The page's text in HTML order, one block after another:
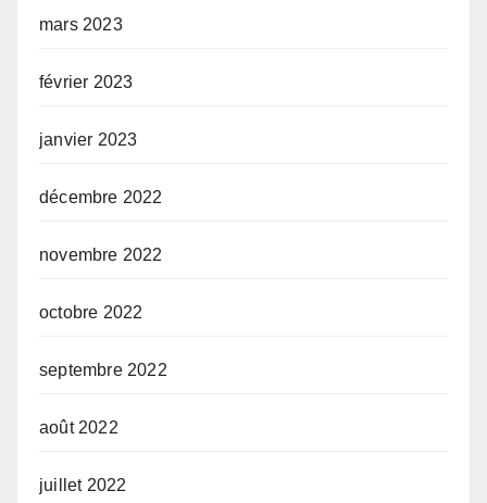
mars 2023
février 2023
janvier 2023
décembre 2022
novembre 2022
octobre 2022
septembre 2022
août 2022
juillet 2022